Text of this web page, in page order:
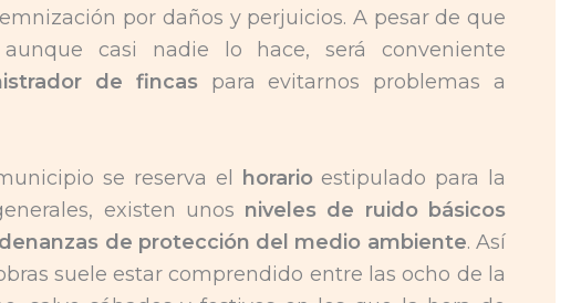
por daños y perjuicios. A pesar de que
casi nadie lo hace, será conveniente
de fincas para evitarnos problemas a
se reserva el horarioestipulado para la
existen unos niveles de ruido básicos
de protección del medio ambiente. Así
suele estar comprendido entre las ocho de la